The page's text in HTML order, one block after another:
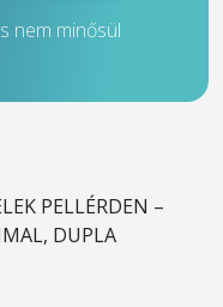
nem minősül
PELLÉRDEN –
DUPLA